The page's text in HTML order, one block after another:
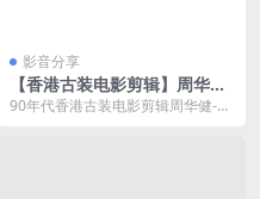
影音分享
【香港古装电影剪辑】周华健-
难念的经 红颜乱入
90年代香港古装电影剪辑周华健-难